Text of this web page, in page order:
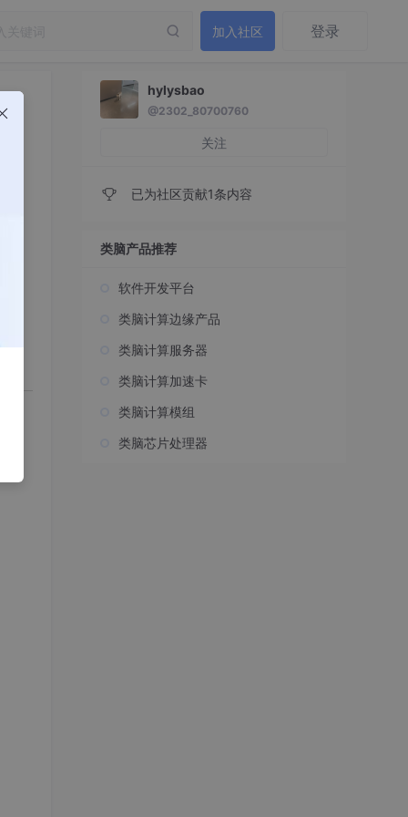
加入社区 登录
hylysbao
@2302_80700760
关注
已为社区贡献1条内容
类脑产品推荐
软件开发平台
类脑计算边缘产品
类脑计算服务器
类脑计算加速卡
类脑计算模组
类脑芯片处理器